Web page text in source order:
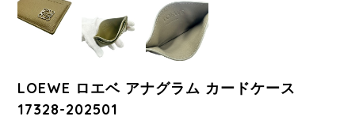
LOEWE ロエベ アナグラム カードケース
17328-202501